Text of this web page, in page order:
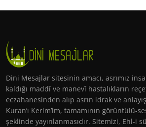
Dini Mesajlar sitesinin amacı, asrımız
kaldığı maddî ve manevî hastalıkların
eczahanesinden alıp asrın idrak ve
Kuran’ı Kerim’im, tamamının görüntülü-
şeklinde yayınlanmasıdır. Sitemizi, Ehl-i